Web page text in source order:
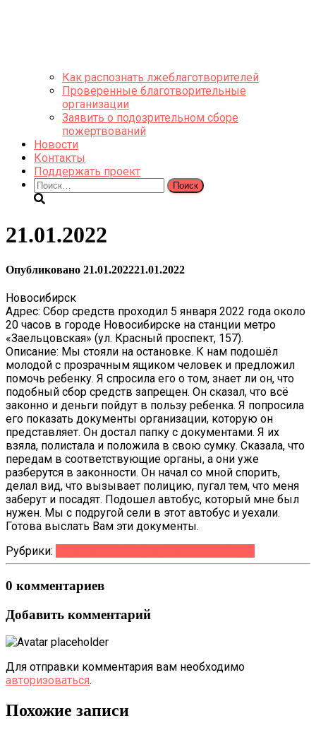
Как распознать лжеблаготворителей
Проверенные благотворительные
организации
Заявить о подозрительном сборе
пожертвований
Новости
Контакты
Поддержать проект
Найти:
21.01.2022
Опубликовано 21.01.202221.01.2022
Новосибирск
Адрес: Сбор средств проходил 5 января 2022 года около
20 часов в городе Новосибирске на станции метро
«Заельцовская» (ул. Красный проспект, 157).
Описание: Мы стояли на остановке. К нам подошёл
молодой с прозрачным ящиком человек и предложил
помочь ребенку. Я спросила его о том, знает ли он, что
подобный сбор средств запрещен. Он сказал, что всё
законно и деньги пойдут в пользу ребенка. Я попросила
его показать документы организации, которую он
представляет. Он достал папку с документами. Я их
взяла, полистала и положила в свою сумку. Сказала, что
передам в соответствующие органы, а они уже
разберутся в законности. Он начал со мной спорить,
делал вид, что вызывает полицию, пугал тем, что меня
заберут и посадят. Подошел автобус, который мне был
нужен. Мы с подругой сели в этот автобус и уехали.
Готова выслать Вам эти документы.
Рубрики:
0 комментариев
Добавить комментарий
Для отправки комментария вам необходимо
авторизоваться.
Похожие записи